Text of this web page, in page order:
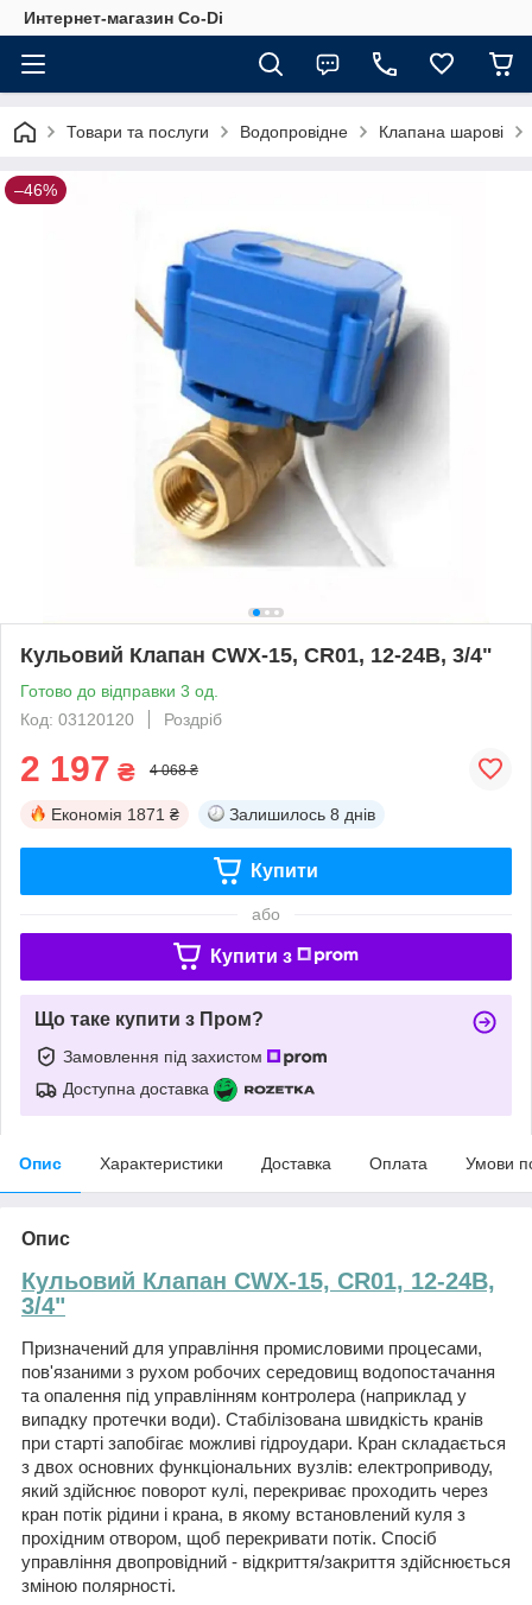
Интернет-магазин Co-Di
Товари та послуги Водопровідне Клапана шарові
–46%
Кульовий Клапан CWX-15, CR01, 12-24В, 3/4"
Готово до відправки 3 од.
Код: 03120120
Роздріб
2 197 ₴ 4 068 ₴
Економія 1871 ₴ Залишилось 8 днів
Купити
або
Купити з
Що таке купити з Пром?
Замовлення під захистом
Доступна доставка
Опис Характеристики Доставка Оплата Умови
Опис
Кульовий Клапан CWX-15, CR01, 12-24В,
3/4"
Призначений для управління промисловими процесами,
пов'язаними з рухом робочих середовищ водопостачання
та опалення під управлінням контролера (наприклад у
випадку протечки води). Стабілізована швидкість кранів
при старті запобігає можливі гідроудари. Кран складається
з двох основних функціональних вузлів: електроприводу,
який здійснює поворот кулі, перекриває проходить через
кран потік рідини і крана, в якому встановлений куля з
прохідним отвором, щоб перекривати потік. Спосіб
управління двопровідний - відкриття/закриття здійснюється
зміною полярності.